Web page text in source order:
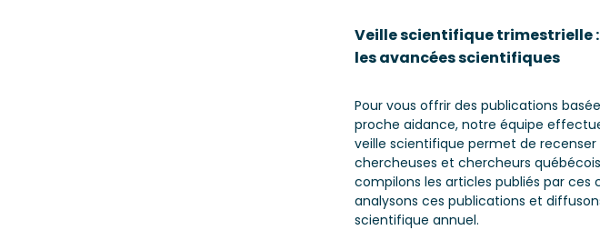
Veille scientifique trimestrielle
les avancées scientifiques
Pour vous offrir des publications
proche aidance, notre équipe
veille scientifique permet de
chercheuses et chercheurs
compilons les articles publiés par ces
analysons ces publications et
scientifique annuel.